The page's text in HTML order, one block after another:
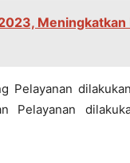
Pelayanan
Pelayanan